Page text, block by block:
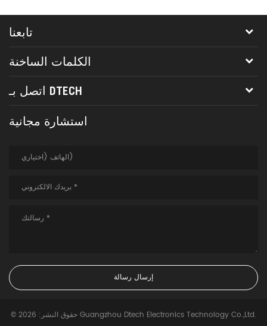
حماية تضارب البيانات المدمج.
تابعنا
الكلمات الساخنة
اتصل بـ DTECH
استشارة مجانية
© حقوق النشر: 2026 Guangzhou Dtech Electronics Technology Co.,Ltd.